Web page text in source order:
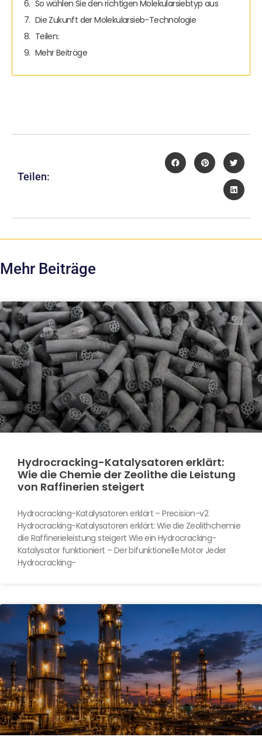
So wählen Sie den richtigen Molekularsiebtyp aus
Die Zukunft der Molekularsieb-Technologie
Teilen:
Mehr Beiträge
Teilen:
Mehr Beiträge
Hydrocracking-Katalysatoren erklärt:
Wie die Chemie der Zeolithe die Leistung
von Raffinerien steigert
Hydrocracking-Katalysatoren erklärt – Precision-v2
Hydrocracking-Katalysatoren erklärt: Wie die Zeolithchemie
die Raffinerieleistung steigert Wie ein Hydrocracking-
Katalysator funktioniert – Der bifunktionelle Motor Jeder
Hydrocracking-